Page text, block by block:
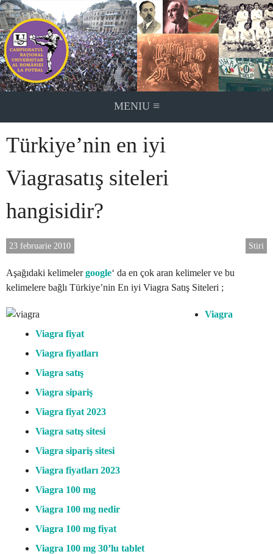
Skip
to
content
MENIU ≡
Türkiye’nin en iyi
Viagrasatış siteleri
hangisidir?
Stiri
23 februarie 2010
Aşağıdaki kelimelergoogle‘ da en çok aran kelimeler ve bu
kelimelere bağlı Türkiye’nin En iyi Viagra Satış Siteleri ;
Viagra
Viagra fiyat
Viagra fiyatları
Viagra satış
Viagra sipariş
Viagra fiyat 2023
Viagra satış sitesi
Viagra sipariş sitesi
Viagra fiyatları 2023
Viagra 100 mg
Viagra 100 mg nedir
Viagra 100 mg fiyat
Viagra 100 mg 30’lu tablet